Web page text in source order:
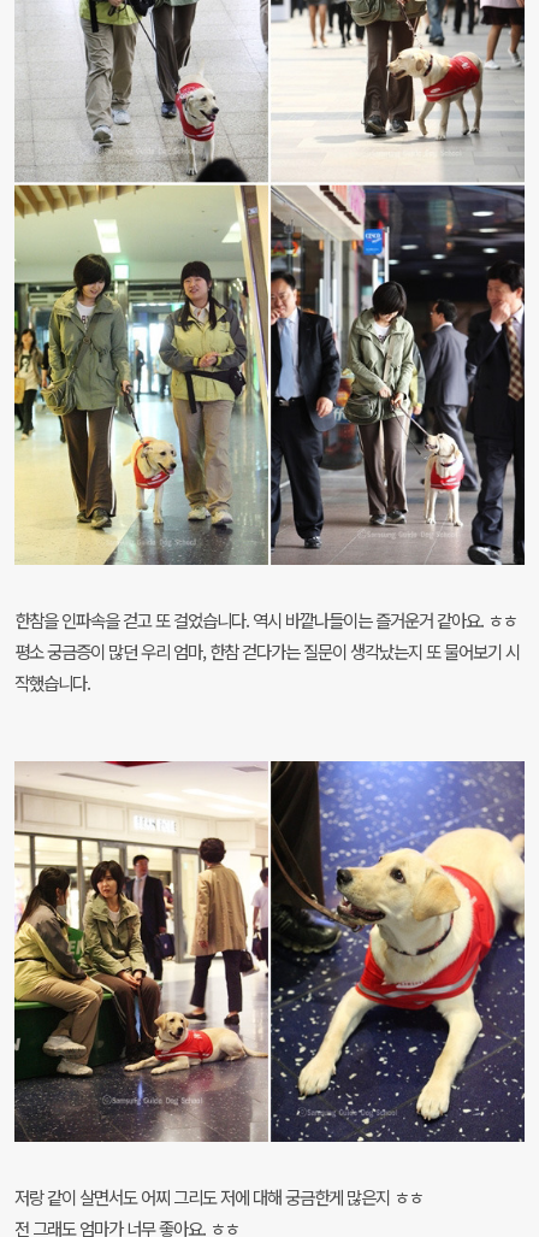
한참을 인파속을 걷고 또 걸었습니다. 역시 바깥나들이는 즐거운거 같아요. ㅎㅎ
평소 궁금증이 많던 우리 엄마, 한참 걷다가는 질문이 생각났는지 또 물어보기 시
작했습니다.
저랑 같이 살면서도 어찌 그리도 저에 대해 궁금한게 많은지 ㅎㅎ
전 그래도 엄마가 너무 좋아요. ㅎㅎ